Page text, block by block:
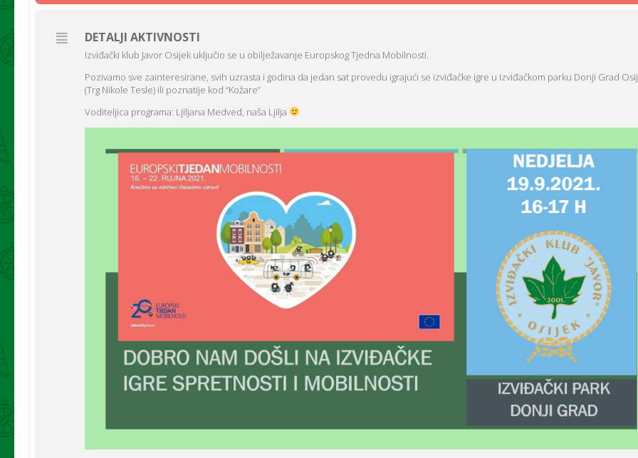
DETALJI AKTIVNOSTI
Izviđački klub Javor Osijek uključio se u obilježavanje Europskog Tjedna Mobilnosti.
Pozivamo sve zainteresirane, svih uzrasta i godina da jedan sat provedu igrajući se izviđačke igre u Izviđačkom parku Donji Grad
(Trg Nikole Tesle) ili poznatije kod “Kožare”
Voditeljica programa: Ljiljana Medved, naša Ljilja